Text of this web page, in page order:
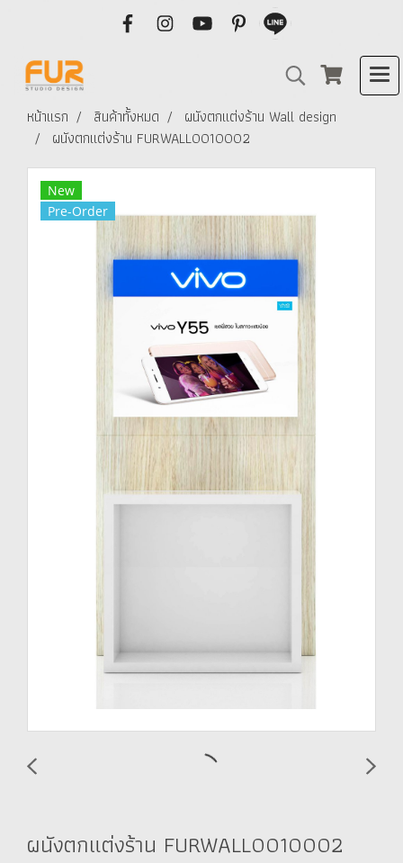
หน้าแรก สินค้าทั้งหมด
ผนังตกแต่งร้าน Wall design
ผนังตกแต่งร้าน FURWALL0010002
New
Pre-Order
ผนังตกแต่งร้าน FURWALL0010002